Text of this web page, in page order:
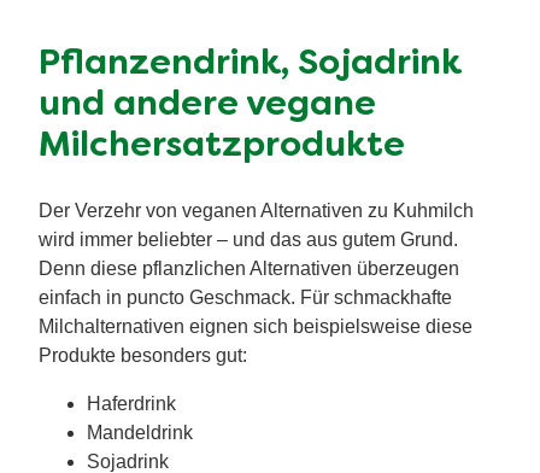
Pflanzendrink, Sojadrink
und andere vegane
Milchersatzprodukte
Der Verzehr von veganen Alternativen zu Kuhmilch
wird immer beliebter – und das aus gutem Grund.
Denn diese pflanzlichen Alternativen überzeugen
einfach in puncto Geschmack. Für schmackhafte
Milchalternativen eignen sich beispielsweise diese
Produkte besonders gut:
Haferdrink
Mandeldrink
Sojadrink